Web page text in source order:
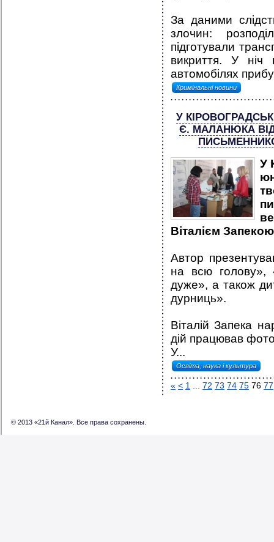
За даними
злочин:
підготували
викриття. У
автомобілях
Кримінальні новини
У
Є. МАЛАНЮКА
У
Віталієм
Автор
на всю голову»,
дуже», а також
дурниць».
Віталій Запека
дій працював
У...
Освіта, наука і культура
« < 1 72 73 74 75 76 77
© 2013 «21й Канал». Все права сохранены.